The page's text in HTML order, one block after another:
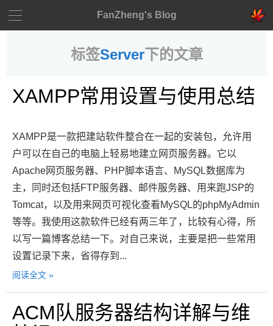
FanZheng's Blog
标签Server下的文章
XAMPP常用设置与使用总结
XAMPP是一款把建站软件整合在一起的安装包，允许用
户可以在自己的电脑上轻易地建立网页服务器。它以
Apache网页服务器、PHP脚本语言、MySQL数据库为
主，同时还包括FTP服务器、邮件服务器、用来跑JSP的
Tomcat，以及用来网页可视化查看MySQL的phpMyAdmin
等等。我使用这款软件已经有两三年了，比较有心得，所
以写一篇博客总结一下。对自己来说，主要是把一些常用
设置记录下来，省得存到...
阅读全文 »
ACM队服务器结构详解与维